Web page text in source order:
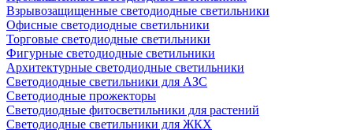
Взрывозащищенные светодиодные светильники
Офисные светодиодные светильники
Торговые светодиодные светильники
Фигурные светодиодные светильники
Архитектурные светодиодные светильники
Светодиодные светильники для АЗС
Светодиодные прожекторы
Светодиодные фитосветильники для растений
Светодиодные светильники для ЖКХ